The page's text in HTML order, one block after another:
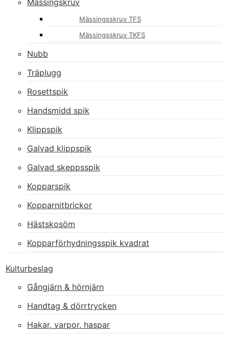
Mässingskruv
Mässingsskruv TFS
Mässingsskruv TKFS
Nubb
Träplugg
Rosettspik
Handsmidd spik
Klippspik
Galvad klippspik
Galvad skeppsspik
Kopparspik
Kopparnitbrickor
Hästskosöm
Kopparförhydningsspik kvadrat
Kulturbeslag
Gångjärn & hörnjärn
Handtag & dörrtrycken
Hakar, varpor, haspar